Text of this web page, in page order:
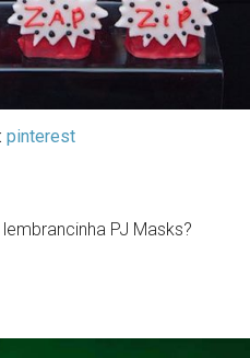
pinterest
PJ Masks?